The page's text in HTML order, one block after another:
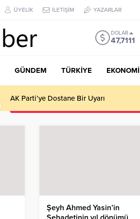
ÜYELİK İLETİŞİM YAZARLAR
DOLAR
47,7111
GÜNDEM TÜRKİYE EKONOMİ
AK Parti’ye Dostane Bir Uyarı
Şeyh Ahmed Yasin’in